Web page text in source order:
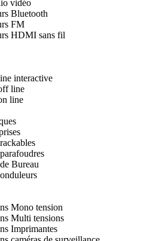
vidéo
Bluetooth
FM
HDMI sans fil
interactive
line
line
Bureau
Mono tension
Multi tensions
Imprimantes